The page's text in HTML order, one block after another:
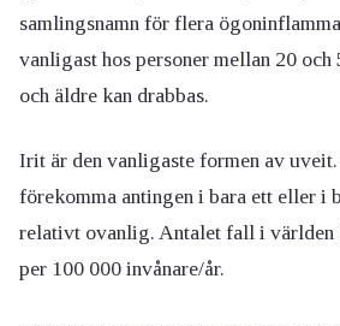
samlingsnamn för flera
vanligast hos personer mellan 20 och
och äldre kan drabbas.
Irit är den vanligaste formen av
förekomma antingen i bara ett eller i
relativt ovanlig. Antalet fall i världen
per 100 000 invånare/år.